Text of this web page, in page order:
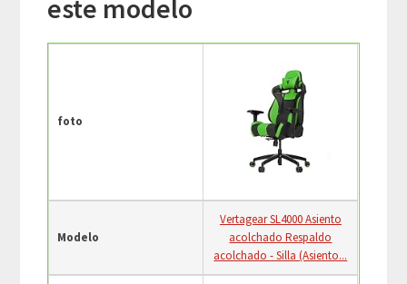
este modelo
foto
Modelo
Vertagear SL4000 Asiento
acolchado Respaldo
acolchado - Silla (Asiento...